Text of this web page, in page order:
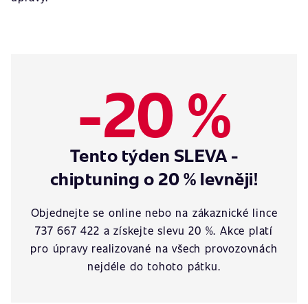
-20 %
Tento týden SLEVA -
chiptuning o 20 % levněji!
Objednejte se online nebo na zákaznické lince
737 667 422 a získejte slevu 20 %. Akce platí
pro úpravy realizované na všech provozovnách
nejdéle do tohoto pátku.